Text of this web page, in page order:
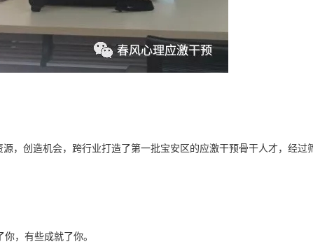
，创造机会，跨行业打造了第一批宝安区的应激干预骨干人才，经过
，有些成就了你。